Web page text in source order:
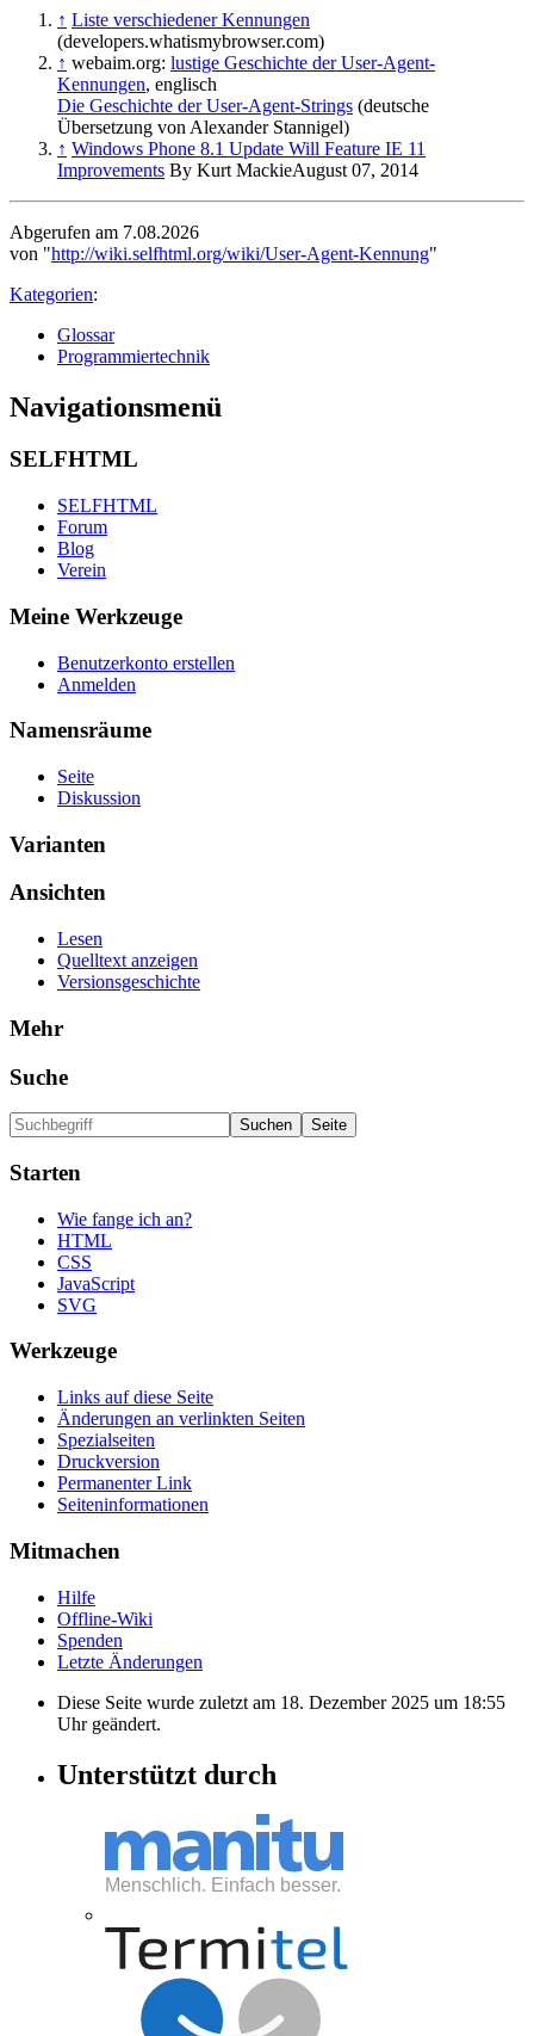
↑ Liste verschiedener Kennungen
(developers.whatismybrowser.com)
↑ webaim.org: lustige Geschichte der User-Agent-
Kennungen, englisch
Die Geschichte der User-Agent-Strings (deutsche
Übersetzung von Alexander Stannigel)
↑ Windows Phone 8.1 Update Will Feature IE 11
Improvements By Kurt MackieAugust 07, 2014
Abgerufen am 7.08.2026
von "http://wiki.selfhtml.org/wiki/User-Agent-Kennung"
Kategorien:
Glossar
Programmiertechnik
Navigationsmenü
SELFHTML
SELFHTML
Forum
Blog
Verein
Meine Werkzeuge
Benutzerkonto erstellen
Anmelden
Namensräume
Seite
Diskussion
Varianten
Ansichten
Lesen
Quelltext anzeigen
Versionsgeschichte
Mehr
Suche
Starten
Wie fange ich an?
HTML
CSS
JavaScript
SVG
Werkzeuge
Links auf diese Seite
Änderungen an verlinkten Seiten
Spezialseiten
Druckversion
Permanenter Link
Seiten­informationen
Mitmachen
Hilfe
Offline-Wiki
Spenden
Letzte Änderungen
Diese Seite wurde zuletzt am 18. Dezember 2025 um 18:55
Uhr geändert.
Unterstützt durch